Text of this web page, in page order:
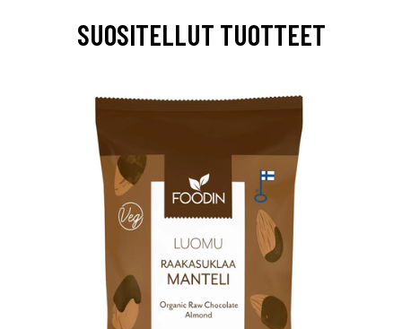
SUOSITELLUT TUOTTEET